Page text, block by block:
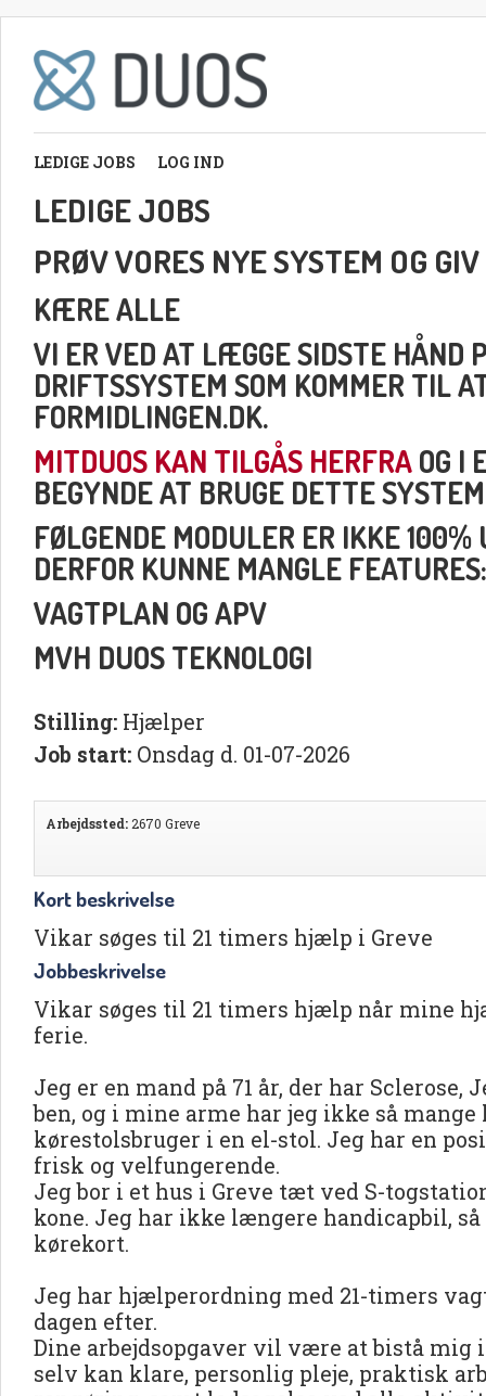
LEDIGE JOBS LOG IND
LEDIGE JOBS
PRØV VORES NYE SYSTEM OG
KÆRE ALLE
VI ER VED AT LÆGGE SIDSTE HÅND
DRIFTSSYSTEM SOM KOMMER TIL
FORMIDLINGEN.DK.
MITDUOS KAN TILGÅS HERFRAOG I
BEGYNDE AT BRUGE DETTE
FØLGENDE MODULER ER IKKE 100%
DERFOR KUNNE MANGLE FEATURES:
VAGTPLAN OG APV
MVH DUOS TEKNOLOGI
Stilling: Hjælper
Job start: Onsdag d. 01-07-2026
Arbejdssted: 2670 Greve
Kort beskrivelse
Vikar søges til 21 timers hjælp i Greve
Jobbeskrivelse
Vikar søges til 21 timers hjælp når mine
ferie.
Jeg er en mand på 71 år, der har
ben, og i mine arme har jeg ikke så
kørestolsbruger i en el-stol. Jeg har en
frisk og velfungerende.
Jeg bor i et hus i Greve tæt ved S-
kone. Jeg har ikke længere handicapbil,
kørekort.
Jeg har hjælperordning med 21-timers
dagen efter.
Dine arbejdsopgaver vil være at bistå mig
selv kan klare, personlig pleje, praktisk